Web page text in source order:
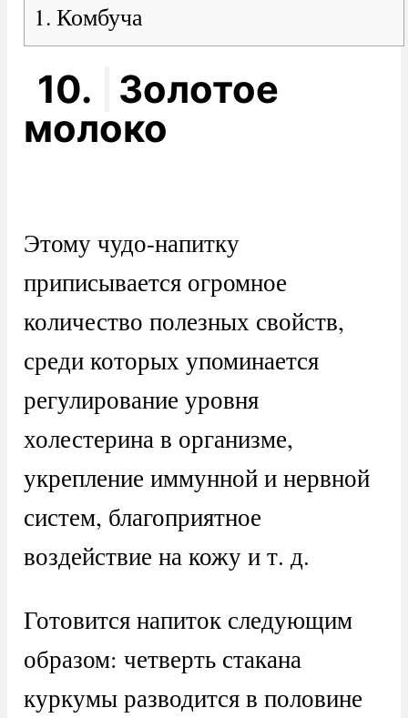
1. Комбуча
10.
Золотое
молоко
Этому чудо-напитку
приписывается огромное
количество полезных свойств,
среди которых упоминается
регулирование уровня
холестерина в организме,
укрепление иммунной и нервной
систем, благоприятное
воздействие на кожу и т. д.
Готовится напиток следующим
образом: четверть стакана
куркумы разводится в половине